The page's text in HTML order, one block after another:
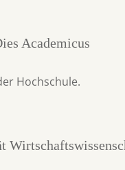
Academicus
Hochschule.